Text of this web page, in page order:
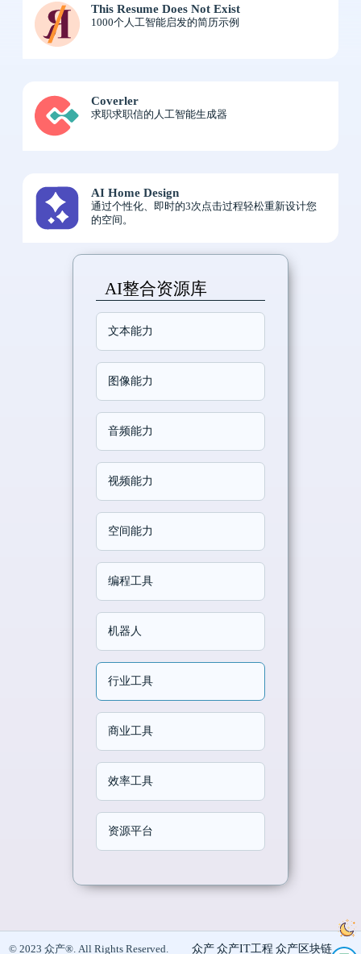
This Resume Does Not Exist
1000个人工智能启发的简历示例
Coverler
求职求职信的人工智能生成器
AI Home Design
通过个性化、即时的3次点击过程轻松重新设计您
的空间。
AI整合资源库
文本能力
图像能力
音频能力
视频能力
空间能力
编程工具
机器人
行业工具
商业工具
效率工具
资源平台
© 2023 众产®. All Rights Reserved. 众产 众产IT工程 众产区块链